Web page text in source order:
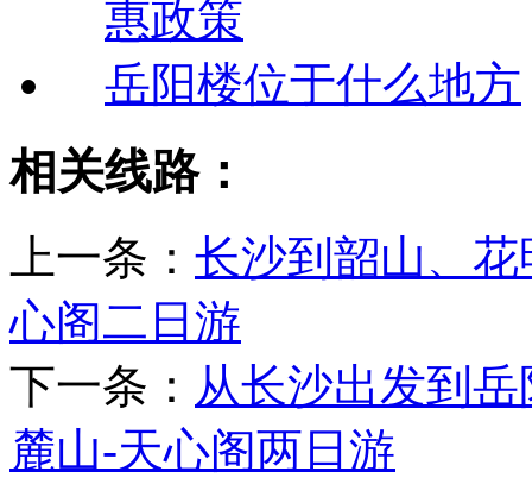
惠政策
岳阳楼位于什么地方
相关线路：
上一条： 长沙到韶山、
心阁二日游
下一条： 从长沙出发到
麓山-天心阁两日游